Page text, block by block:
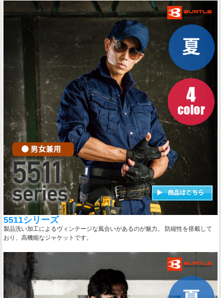
5511シリーズ
製品洗い加工によるヴィンテージな風合いがあるのが魅力。 防縮性を搭載して
おり、高機能なジャケットです。